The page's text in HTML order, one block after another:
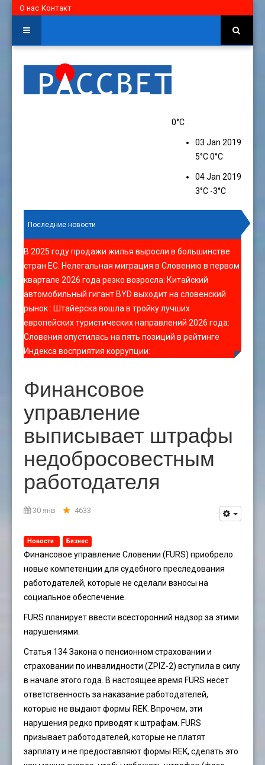
О нас Контакт
0°C
03 Jan 2019
5°C0°C
04 Jan 2019
3°C -3°C
Последние новости
В 2025 году продажи жилья выросли в большинстве
стран ЕС: Нелегальная миграция в Словению в первом
квартале 2026 года резко возросла: Китайский
автомобильный гигант BYD выходит на словенский
рынок: Штайерска вошла в тройку лучших
европейских туристических направлений 2026 года:
Словения опустилась на пять позиций в рейтинге
Индекса восприятия коррупции:
Финансовое
управление
выписывает штрафы
недобросовестным
работодателя
30 янв 4633
Новости Бизнес
Финансовое управление Словении (FURS) приобрело
новые компетенции для судебного преследования
работодателей, которые не сделали взносы на
социальное обеспечение.
FURS планирует ввести всесторонний надзор за этими
нарушениями.
Статья 134 Закона о пенсионном страховании и
страховании по инвалидности (ZPIZ-2) вступила в силу
в начале этого года. В настоящее время FURS несет
ответственность за наказание работодателей,
которые не выдают формы REK. Впрочем, эти
нарушения редко приводят к штрафам. FURS
призывает работодателей, которые не платят
зарплату и не предоставляют формы REK, сделать это